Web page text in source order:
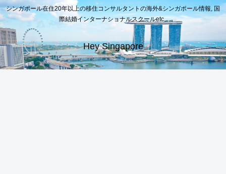
シンガポール在住20年以上の移住コンサルタントの海外&シンガポール情報, 国
際結婚インターナショナルスクールetc..
Hey Singapore